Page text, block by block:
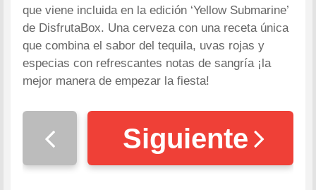
que viene incluida en la edición ‘Yellow Submarine’
de DisfrutaBox. Una cerveza con una receta única
que combina el sabor del tequila, uvas rojas y
especias con refrescantes notas de sangría ¡la
mejor manera de empezar la fiesta!
Siguiente